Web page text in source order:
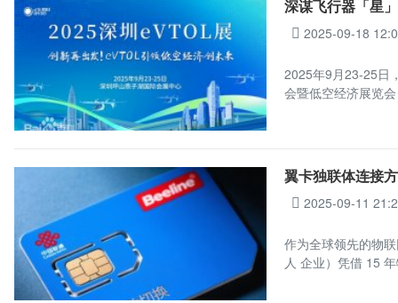
深谋飞行器「星
2025-09-18
2025年9月23-25日
会暨低空经济展览
翼卡独联体连接
2025-09-11
作为全球领先的物
人 企业）凭借 15